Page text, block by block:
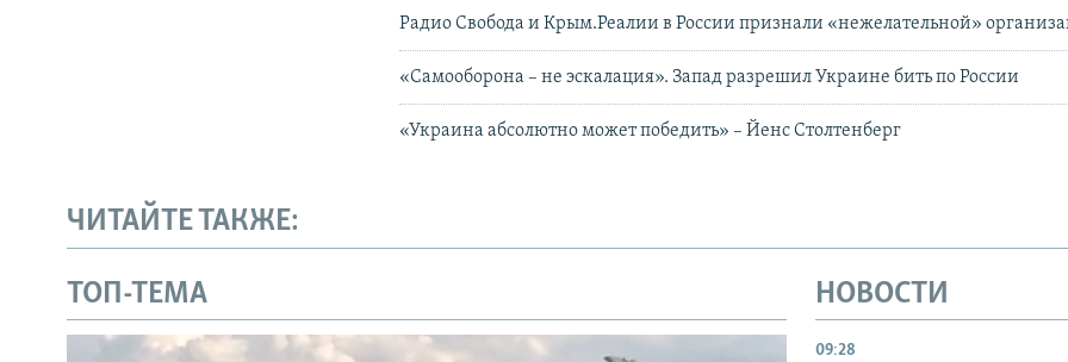
Радио Свобода и Крым.Реалии в России признали «нежелательной»
«Самооборона – не эскалация». Запад разрешил Украине бить по России
«Украина абсолютно может победить» – Йенс Столтенберг
ЧИТАЙТЕ ТАКЖЕ:
ТОП-ТЕМА НОВОСТИ
09:28